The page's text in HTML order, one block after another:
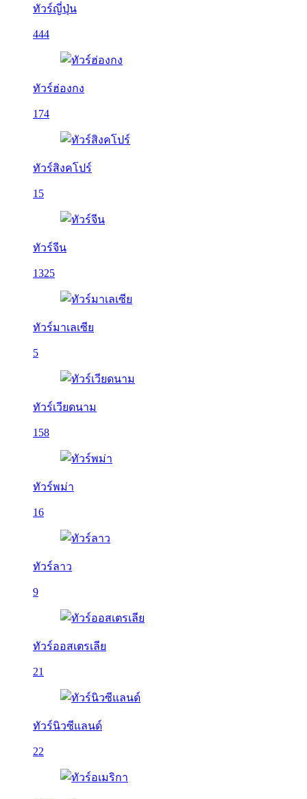
ทัวร์ญี่ปุ่น
444
ทัวร์ฮ่องกง
174
ทัวร์สิงคโปร์
15
ทัวร์จีน
1325
ทัวร์มาเลเซีย
5
ทัวร์เวียดนาม
158
ทัวร์พม่า
16
ทัวร์ลาว
9
ทัวร์ออสเตรเลีย
21
ทัวร์นิวซีแลนด์
22